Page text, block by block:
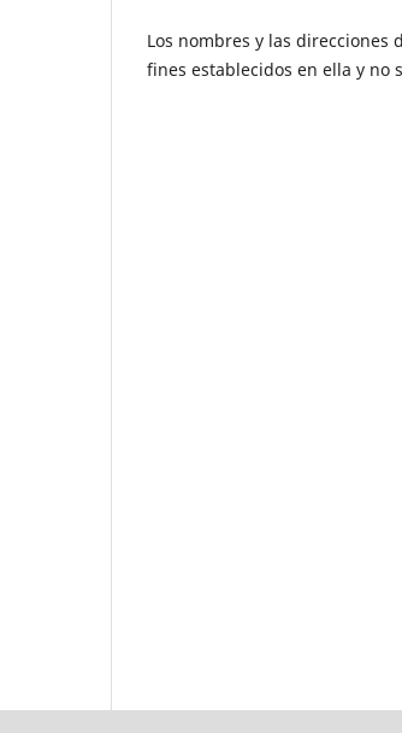
Los nombres y las direcciones
fines establecidos en ella y no